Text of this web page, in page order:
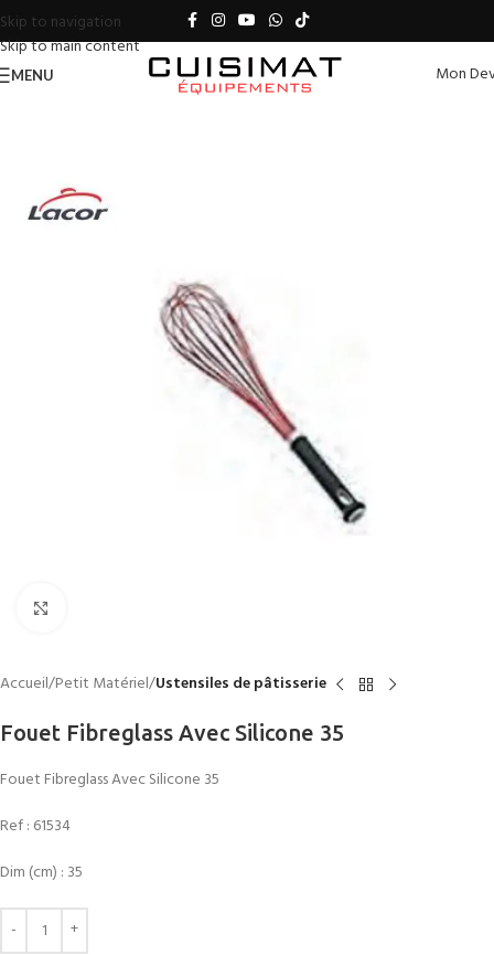
Skip to navigation
Skip to main content
MENU Mon
Accueil Petit Matériel Ustensiles de pâtisserie
Fouet Fibreglass Avec Silicone 35
Fouet Fibreglass Avec Silicone 35
Ref : 61534
Dim (cm) : 35